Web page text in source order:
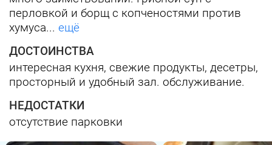
перловкой и борщ с копченостями против
хумуса... ещё
ДОСТОИНСТВА
интересная кухня, свежие продукты, десетры,
просторный и удобный зал. обслуживание.
НЕДОСТАТКИ
отсутствие парковки